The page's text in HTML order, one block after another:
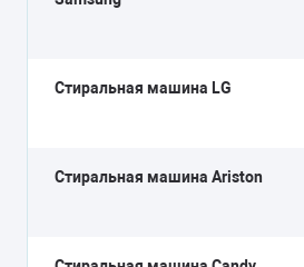
Стиральная машина LG
Стиральная машина Ariston